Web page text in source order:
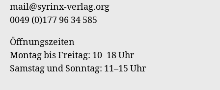
mail@syrinx-verlag.org
0049 (0)177 96 34 585
Öffnungszeiten
Montag bis Freitag: 10–18 Uhr
Samstag und Sonntag: 11–15 Uhr